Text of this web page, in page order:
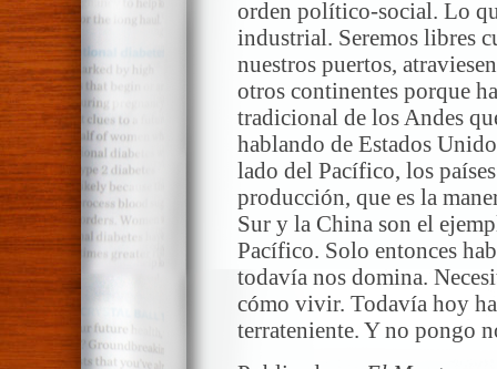
orden político-social. Lo
industrial. Seremos libres
nuestros puertos,
otros continentes porque
tradicional de los Andes
hablando de Estados
lado del Pacífico, los
producción, que es la
Sur y la China son el
Pacífico. Solo entonces
todavía nos domina.
cómo vivir. Todavía hoy
terrateniente. Y no pongo